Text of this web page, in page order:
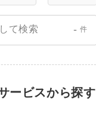
て検索 - 件
ービスから探す